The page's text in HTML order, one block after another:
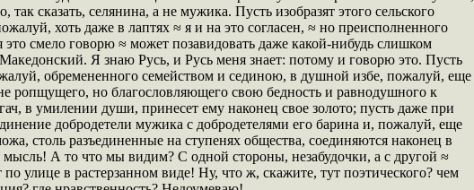
сказать, селянина, а не мужика. Пусть изобразят этого сельского
хоть даже в лаптях ≈ я и на это согласен, ≈ но преисполненного
это смело говорю ≈ может позавидовать даже какой-нибудь слишком
Я знаю Русь, и Русь меня знает: потому и говорю это. Пусть
обремененного семейством и сединою, в душной избе, пожалуй, еще
ропщущего, но благословляющего свою бедность и равнодушного к
в умилении души, принесет ему наконец свое золото; пусть даже при
добродетели мужика с добродетелями его барина и, пожалуй, еще
столь разъединенные на ступенях общества, соединяются наконец в
мысль! А то что мы видим? С одной стороны, незабудочки, а с другой ≈
улице в растерзанном виде! Ну, что ж, скажите, тут поэтического? чем